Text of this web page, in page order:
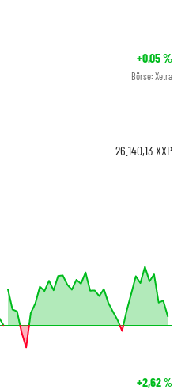
+0,05%
Börse: Xetra
26.140,13 XXP
+2,62%